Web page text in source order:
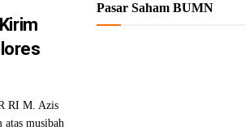
RI M. Azis
atas musibah
Pasar Saham BUMN